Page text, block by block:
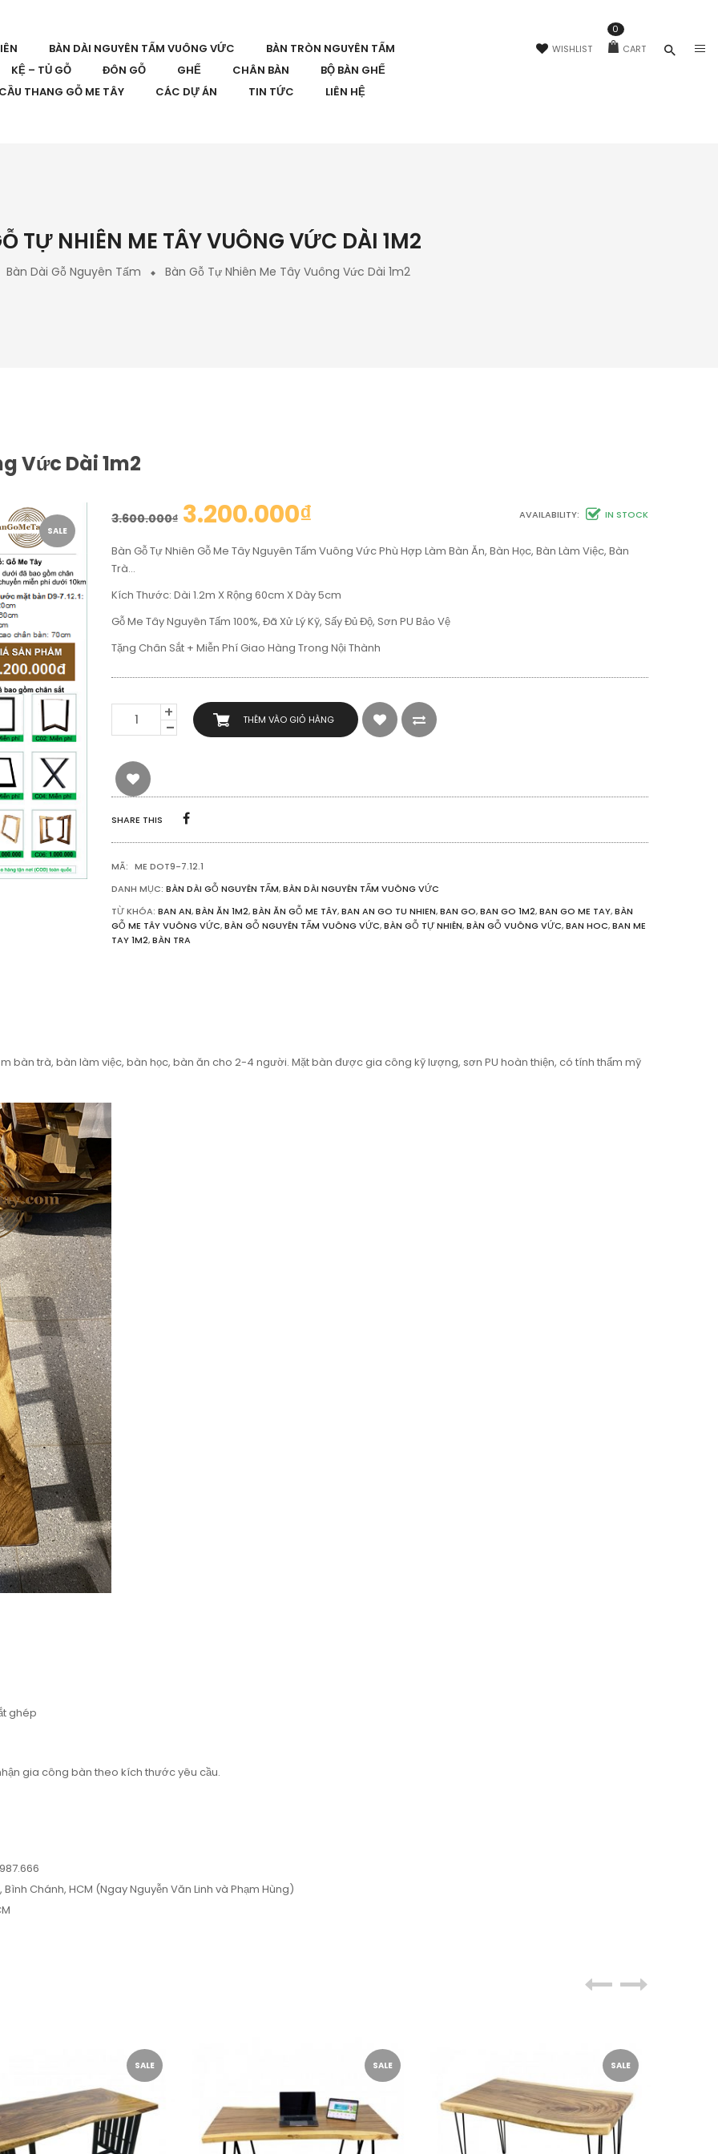
BÀN DÀI NGUYÊN TẤM VUÔNG VỨC
BÀN TRÒN NGUYÊN TẤM
KỆ – TỦ GỖ
ĐÔN GỖ GHẾ CHÂN BÀN
BỘ BÀN GHẾ
THANG GỖ ME TÂY
CÁC DỰ ÁN TIN TỨC LIÊN HỆ
WISHLIST CART
0
TỰ NHIÊN ME TÂY VUÔNG VỨC DÀI 1M2
Bàn Dài Gỗ Nguyên Tấm Bàn Gỗ Tự Nhiên Me Tây Vuông Vức Dài 1m2
Vức Dài 1m2
SALE
3.600.000₫ 3.200.000₫ AVAILABILITY: IN STOCK
Bàn Gỗ Tự Nhiên Gỗ Me Tây Nguyên Tấm Vuông Vức Phù Hợp Làm Bàn Ăn, Bàn Học, Bàn Làm Việc, Bàn
Trà…
Kích Thước: Dài 1.2m X Rộng 60cm X Dày 5cm
Gỗ Me Tây Nguyên Tấm 100%, Đã Xử Lý Kỹ, Sấy Đủ Độ, Sơn PU Bảo Vệ
Tặng Chân Sắt + Miễn Phí Giao Hàng Trong Nội Thành
TỰ
ME
TÂY
VUÔNG
DÀI
1M2
LƯỢNG
THÊM VÀO GIỎ HÀNG
SHARE THIS
MÃ: ME DOT9-7.12.1
DANH MỤC: BÀN DÀI GỖ NGUYÊN TẤM,BÀN DÀI NGUYÊN TẤM VUÔNG VỨC
TỪ KHÓA: BAN AN,BÀN ĂN 1M2,BÀN ĂN GỖ ME TÂY,BAN AN GO TU NHIEN,BAN GO,BAN GO 1M2,BAN GO ME TAY,BÀN
GỖ ME TÂY VUÔNG VỨC,BÀN GỖ NGUYÊN TẤM VUÔNG VỨC,BÀN GỖ TỰ NHIÊN,BÀN GỖ VUÔNG VỨC,BAN HOC,BAN ME
TAY 1M2,BÀN TRA
bàn trà, bàn làm việc, bàn học, bàn ăn cho 2-4 người. Mặt bàn được gia công kỹ lượng, sơn PU hoàn thiện, có tính thẩm mỹ
ghép
gia công bàn theo kích thước yêu cầu.
Chánh, HCM (Ngay Nguyễn Văn Linh và Phạm Hùng)
SALE SALE SALE